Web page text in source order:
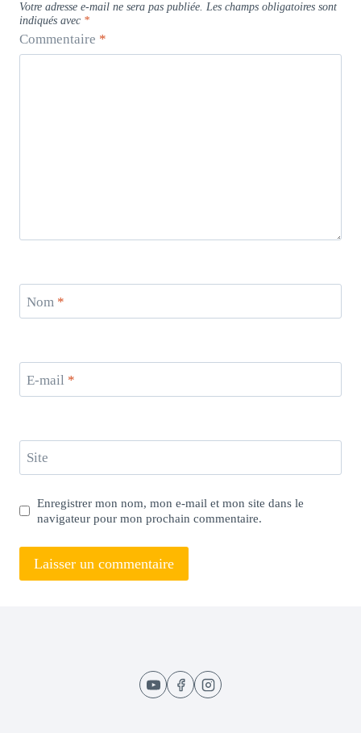
Votre adresse e-mail ne sera pas publiée. Les champs obligatoires sont
indiqués avec *
Commentaire *
Nom *
E-mail *
Site
Enregistrer mon nom, mon e-mail et mon site dans le
navigateur pour mon prochain commentaire.